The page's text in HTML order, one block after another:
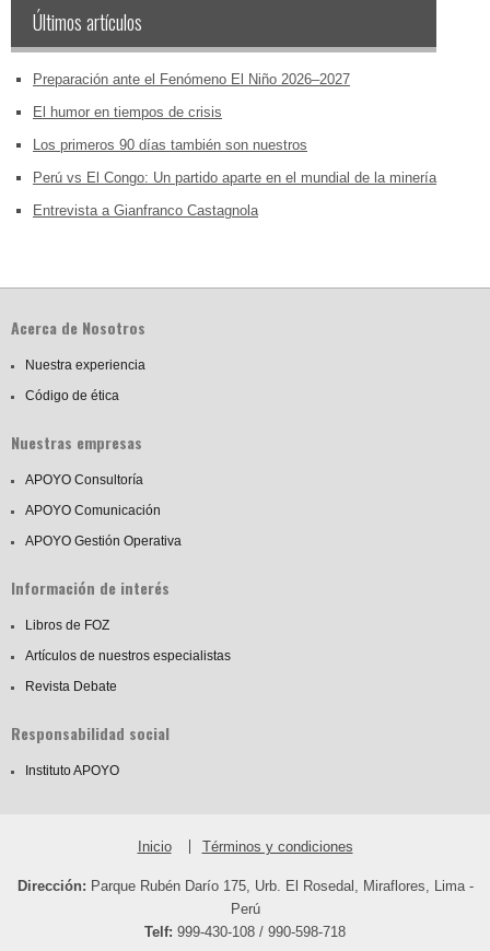
Últimos artículos
Preparación ante el Fenómeno El Niño 2026–2027
El humor en tiempos de crisis
Los primeros 90 días también son nuestros
Perú vs El Congo: Un partido aparte en el mundial de la minería
Entrevista a Gianfranco Castagnola
Acerca de Nosotros
Nuestra experiencia
Código de ética
Nuestras empresas
APOYO Consultoría
APOYO Comunicación
APOYO Gestión Operativa
Información de interés
Libros de FOZ
Artículos de nuestros especialistas
Revista Debate
Responsabilidad social
Instituto APOYO
Inicio Términos y condiciones
Dirección: Parque Rubén Darío 175, Urb. El Rosedal, Miraflores, Lima -
Perú
Telf: 999-430-108 / 990-598-718